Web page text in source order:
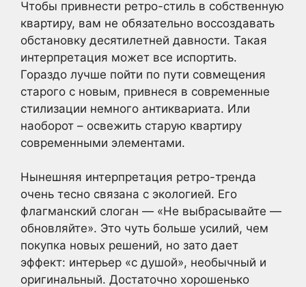
Чтобы привнести ретро-стиль в собственную
квартиру, вам не обязательно воссоздавать
обстановку десятилетней давности. Такая
интерпретация может все испортить.
Гораздо лучше пойти по пути совмещения
старого с новым, привнеся в современные
стилизации немного антиквариата. Или
наоборот – освежить старую квартиру
современными элементами.
Нынешняя интерпретация ретро-тренда
очень тесно связана с экологией. Его
флагманский слоган — «Не выбрасывайте —
обновляйте». Это чуть больше усилий, чем
покупка новых решений, но зато дает
эффект: интерьер «с душой», необычный и
оригинальный. Достаточно хорошенько